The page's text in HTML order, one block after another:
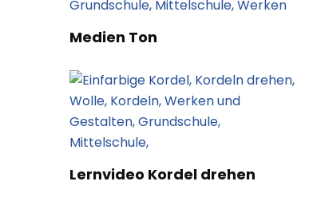
Medien Ton
Lernvideo Kordel drehen